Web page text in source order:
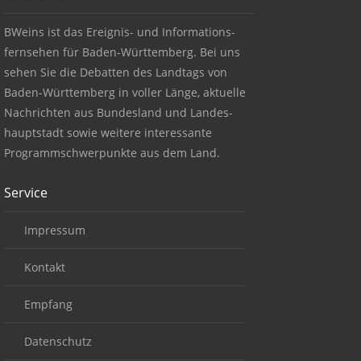
BWeins ist das Ereignis- und Informations-
fernsehen für Baden-Württemberg. Bei uns
sehen Sie die Debatten des Landtags von
Baden-Württemberg in voller Länge, aktuelle
Nachrichten aus Bundesland und Landes-
hauptstadt sowie weitere interessante
Programmschwerpunkte aus dem Land.
Service
Impressum
Kontakt
Empfang
Datenschutz